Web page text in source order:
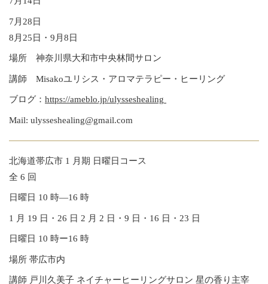
7月28日
8月25日・9月8日
場所 神奈川県大和市中央林間サロン
講師 Misakoユリシス・アロマテラピー・ヒーリング
ブログ： https://ameblo.jp/ulysseshealing
Mail: ulysseshealing@gmail.com
北海道帯広市 1 月期 日曜日コース
全 6 回
日曜日 10 時―16 時
1 月 19 日・26 日 2 月 2 日・9 日・16 日・23 日
日曜日 10 時ー16 時
場所 帯広市内
講師 戸川久美子 ネイチャーヒーリングサロン 星の香り主宰